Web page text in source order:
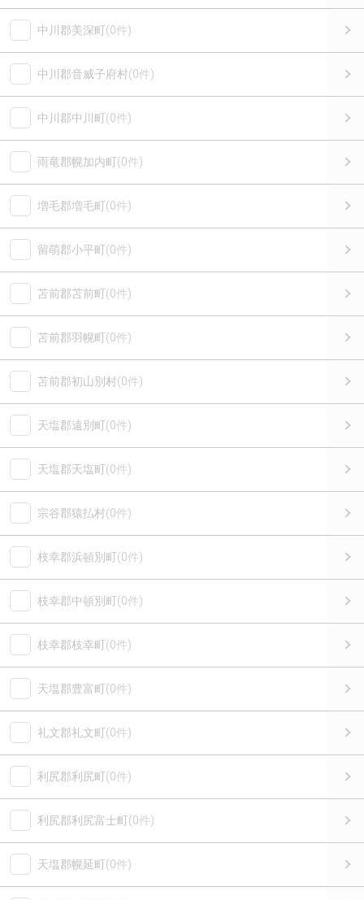
中川郡美深町(0件)
中川郡音威子府村(0件)
中川郡中川町(0件)
雨竜郡幌加内町(0件)
増毛郡増毛町(0件)
留萌郡小平町(0件)
苫前郡苫前町(0件)
苫前郡羽幌町(0件)
苫前郡初山別村(0件)
天塩郡遠別町(0件)
天塩郡天塩町(0件)
宗谷郡猿払村(0件)
枝幸郡浜頓別町(0件)
枝幸郡中頓別町(0件)
枝幸郡枝幸町(0件)
天塩郡豊富町(0件)
礼文郡礼文町(0件)
利尻郡利尻町(0件)
利尻郡利尻富士町(0件)
天塩郡幌延町(0件)